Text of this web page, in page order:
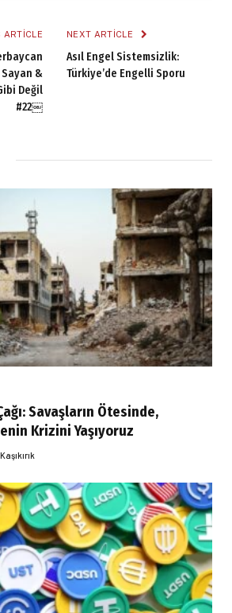
ARTICLE
&
Değil
#22￼
NEXT ARTICLE
Asıl Engel Sistemsizlik:
Türkiye’de Engelli Sporu
Savaşların Ötesinde,
Krizini Yaşıyoruz